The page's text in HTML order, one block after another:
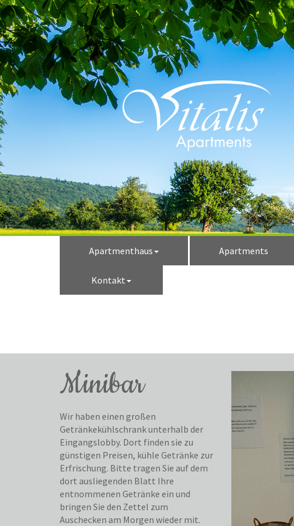
Apartmenthaus Apartments
Kontakt
Minibar
Wir haben einen großen
Getränkekühlschrank unterhalb der
Eingangslobby. Dort finden sie zu
günstigen Preisen, kühle Getränke zur
Erfrischung. Bitte tragen Sie auf dem
dort ausliegenden Blatt Ihre
entnommenen Getränke ein und
bringen Sie den Zettel zum
Auschecken am Morgen wieder mit.